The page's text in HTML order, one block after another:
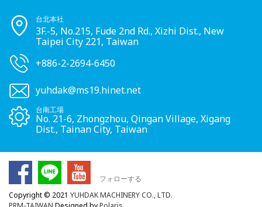
台北本社
3F.-5, No.215, Fude 2nd Rd., Xizhi Dist., New
Taipei City 221, Taiwan
+886-2-2694-6450
yuhdak@ms19.hinet.net
台南工場
No. 21-6, Zhongzhou, Qingan Village, Xigang
Dist., Tainan City, Taiwan
フォローする
Copyright © 2021 YUHDAK MACHINERY CO., LTD.